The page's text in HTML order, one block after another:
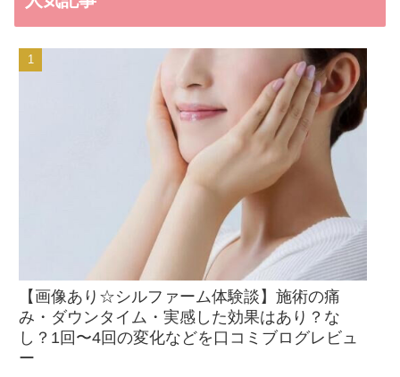
【画像あり☆シルファーム体験談】施術の痛
み・ダウンタイム・実感した効果はあり？な
し？1回〜4回の変化などを口コミブログレビュ
ー